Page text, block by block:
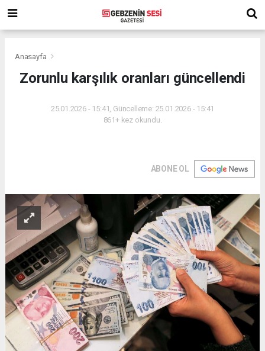
Anasayfa
Zorunlu karşılık oranları güncellendi
25.01.2026 - 15:41, Güncelleme: 25.01.2026 - 15:41
861+ kez okundu.
ABONE OL